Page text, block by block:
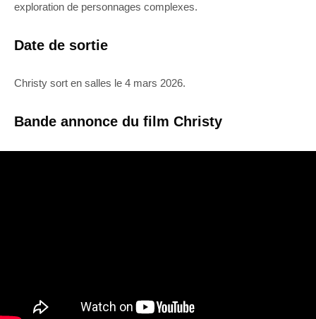
exploration de personnages complexes.
Date de sortie
Christy sort en salles le 4 mars 2026.
Bande annonce du film Christy